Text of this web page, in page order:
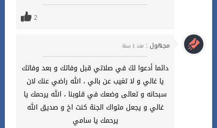
2
مجهول : منذ 1 سنة
دائما أدعوا لكَ في صلاتي قبل وفاتك و بعد وفاتك
يا غالي و لا تغيب عن بالي ، الله راضي عنك لان
سبحانه و تعالى وضعك في قلوبنا ، الله يرحمك يا
غالي و يجعل مثواك الجنة كنت اخ و صديق الله
يرحمك يا سامي